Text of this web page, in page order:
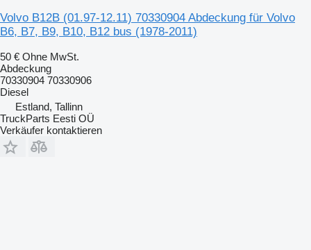
Volvo B12B (01.97-12.11) 70330904 Abdeckung für Volvo
B6, B7, B9, B10, B12 bus (1978-2011)
50 € Ohne MwSt.
Abdeckung
70330904 70330906
Diesel
Estland, Tallinn
TruckParts Eesti OÜ
Verkäufer kontaktieren